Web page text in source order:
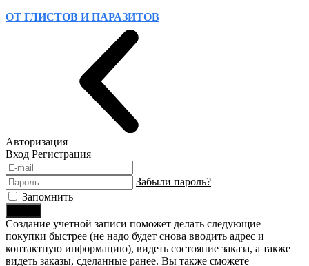
ОТ ГЛИСТОВ И ПАРАЗИТОВ
Авторизация
Вход Регистрация
Забыли пароль?
Запомнить
Создание учетной записи поможет делать следующие
покупки быстрее (не надо будет снова вводить адрес и
контактную информацию), видеть состояние заказа, а также
видеть заказы, сделанные ранее. Вы также сможете